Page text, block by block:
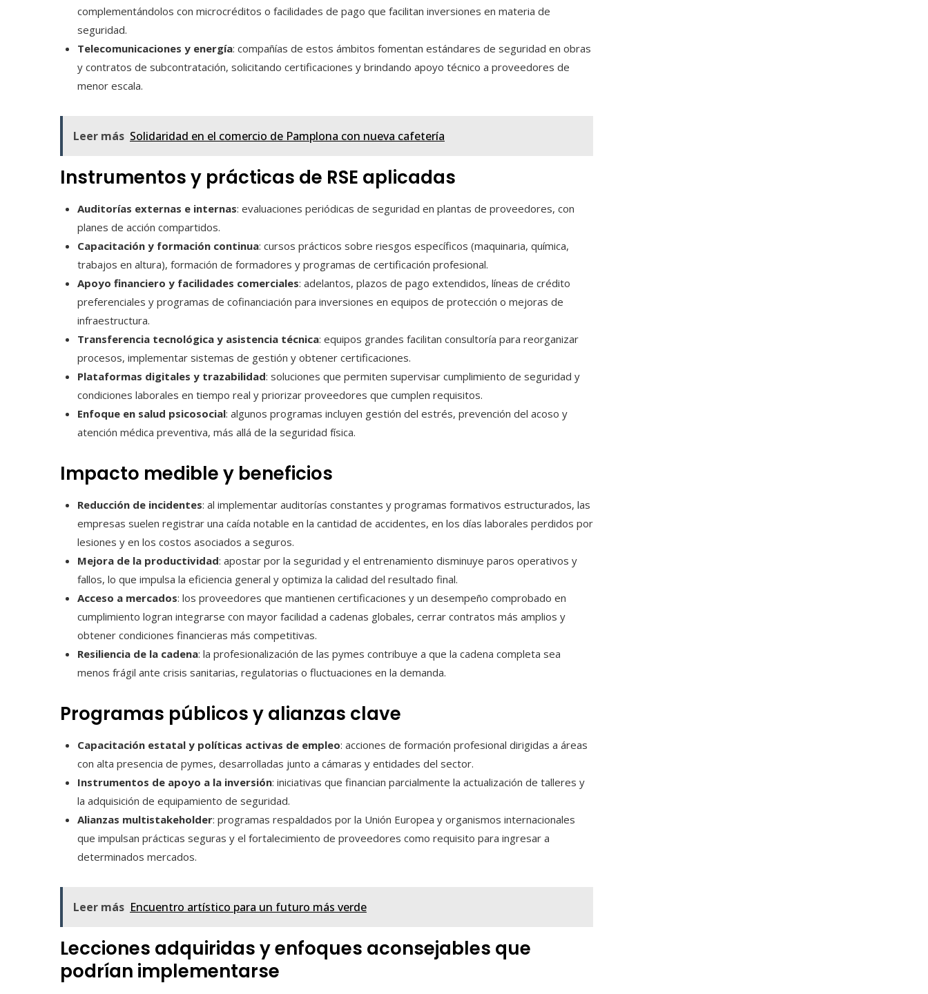
complementándolos con microcréditos o facilidades de pago que facilitan inversiones en materia de
seguridad.
Telecomunicaciones y energía: compañías de estos ámbitos fomentan estándares de seguridad en obras
y contratos de subcontratación, solicitando certificaciones y brindando apoyo técnico a proveedores de
menor escala.
Leer más Solidaridad en el comercio de Pamplona con nueva cafetería
Instrumentos y prácticas de RSE aplicadas
Auditorías externas e internas: evaluaciones periódicas de seguridad en plantas de proveedores, con
planes de acción compartidos.
Capacitación y formación continua: cursos prácticos sobre riesgos específicos (maquinaria, química,
trabajos en altura), formación de formadores y programas de certificación profesional.
Apoyo financiero y facilidades comerciales: adelantos, plazos de pago extendidos, líneas de crédito
preferenciales y programas de cofinanciación para inversiones en equipos de protección o mejoras de
infraestructura.
Transferencia tecnológica y asistencia técnica: equipos grandes facilitan consultoría para reorganizar
procesos, implementar sistemas de gestión y obtener certificaciones.
Plataformas digitales y trazabilidad: soluciones que permiten supervisar cumplimiento de seguridad y
condiciones laborales en tiempo real y priorizar proveedores que cumplen requisitos.
Enfoque en salud psicosocial: algunos programas incluyen gestión del estrés, prevención del acoso y
atención médica preventiva, más allá de la seguridad física.
Impacto medible y beneficios
Reducción de incidentes: al implementar auditorías constantes y programas formativos estructurados, las
empresas suelen registrar una caída notable en la cantidad de accidentes, en los días laborales perdidos por
lesiones y en los costos asociados a seguros.
Mejora de la productividad: apostar por la seguridad y el entrenamiento disminuye paros operativos y
fallos, lo que impulsa la eficiencia general y optimiza la calidad del resultado final.
Acceso a mercados: los proveedores que mantienen certificaciones y un desempeño comprobado en
cumplimiento logran integrarse con mayor facilidad a cadenas globales, cerrar contratos más amplios y
obtener condiciones financieras más competitivas.
Resiliencia de la cadena: la profesionalización de las pymes contribuye a que la cadena completa sea
menos frágil ante crisis sanitarias, regulatorias o fluctuaciones en la demanda.
Programas públicos y alianzas clave
Capacitación estatal y políticas activas de empleo: acciones de formación profesional dirigidas a áreas
con alta presencia de pymes, desarrolladas junto a cámaras y entidades del sector.
Instrumentos de apoyo a la inversión: iniciativas que financian parcialmente la actualización de talleres y
la adquisición de equipamiento de seguridad.
Alianzas multistakeholder: programas respaldados por la Unión Europea y organismos internacionales
que impulsan prácticas seguras y el fortalecimiento de proveedores como requisito para ingresar a
determinados mercados.
Leer más Encuentro artístico para un futuro más verde
Lecciones adquiridas y enfoques aconsejables que
podrían implementarse